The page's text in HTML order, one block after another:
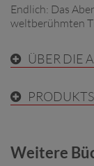
Endlich: Das
weltberühmten
ÜBER DIE
Weitere